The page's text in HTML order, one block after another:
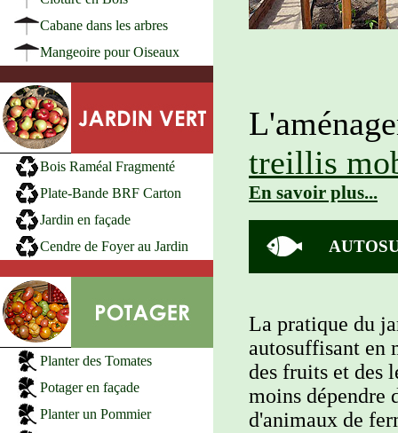
Cabane dans les arbres
Mangeoire pour Oiseaux
Bois Raméal Fragmenté
Plate-Bande BRF Carton
Jardin en façade
Cendre de Foyer au Jardin
Planter des Tomates
Potager en façade
Planter un Pommier
treillis
En savoir plus...
La pratique du
autosuffisant en
des fruits et des
moins dépendre
d'animaux de